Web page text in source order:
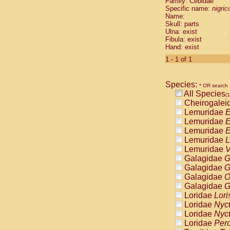
Cebidae
Cebidae
Cebidae
Cebidae
Cebidae
Cebidae
Cebidae
Cebidae
Cebidae
Cebidae
Cebidae
Cebidae
Atelidae
Atelidae
Atelidae
Atelidae
Atelidae
Atelidae
Atelidae
Atelidae
Atelidae
Atelidae
Pitheciidae
Specific name:
Name:
Skull: parts
Ulna: exist
Fibula: exist
Hand: exist
1 - 1 of 1
Species: * OR search
All Species
Lemuridae
Lemuridae
Lemuridae
Lemuridae
Lemuridae
Galagidae
Galagidae
Galagidae
Galagidae
Loridae
Loridae
Loridae
Loridae